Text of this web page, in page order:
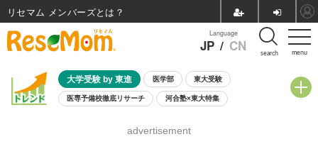
menu
Language
JP / CN search
大学受験 by 東進 医学部 東大受験
医専予備校徹底リサーチ 河合塾×東大特集
8月開催学校説明会・相談会
advertisement
リセマム メンバーズ